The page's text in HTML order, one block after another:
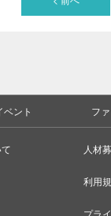
ベント フ
人材
利用
プラ